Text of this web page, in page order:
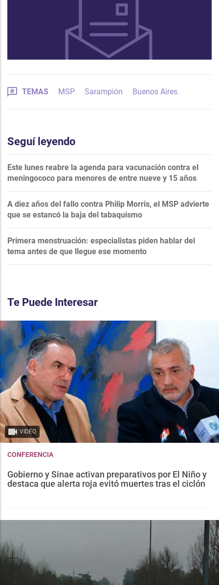
TEMAS MSP Sarampión Buenos Aires
Seguí leyendo
Este lunes reabre la agenda para vacunación contra el
meningococo para menores de entre nueve y 15 años
A diez años del fallo contra Philip Morris, el MSP advierte
que se estancó la baja del tabaquismo
Primera menstruación: especialistas piden hablar del
tema antes de que llegue ese momento
Te Puede Interesar
VIDEO
CONFERENCIA
Gobierno y Sinae activan preparativos por El Niño y
destaca que alerta roja evitó muertes tras el ciclón